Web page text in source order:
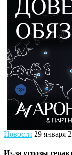
Новости 29 января
Из-за угрозы